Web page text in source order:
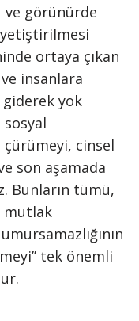
ve görünürde
yetiştirilmesi
ortaya çıkan
insanlara
yok
sosyal
çürümeyi, cinsel
son aşamada
Bunların tümü,
mutlak
tek önemli